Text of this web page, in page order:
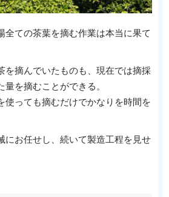
全ての茶葉を摘む作業は本当に果て
を摘んでいたものも、現在では摘採
を摘むことができる。
使っても摘むだけでかなりを時間を
にお任せし、続いて製造工程を見せ